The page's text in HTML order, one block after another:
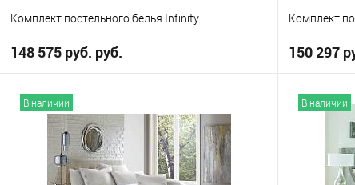
Комплект постельного белья Infinity
148 575 руб. руб.
В избранное
Выберите
Комплект
150 297
В
Выберите
В наличии В наличии